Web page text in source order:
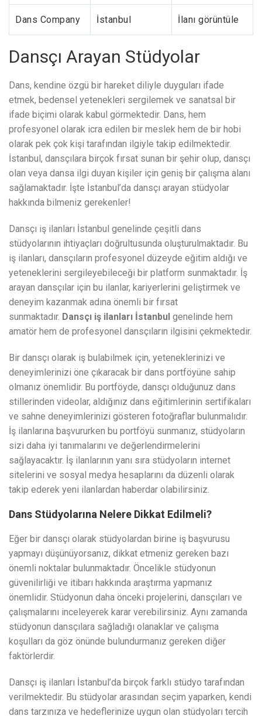
Dans Company İstanbul İlanı görüntüle
Dansçı Arayan Stüdyolar
Dans, kendine özgü bir hareket diliyle duyguları ifade
etmek, bedensel yetenekleri sergilemek ve sanatsal bir
ifade biçimi olarak kabul görmektedir. Dans, hem
profesyonel olarak icra edilen bir meslek hem de bir hobi
olarak pek çok kişi tarafından ilgiyle takip edilmektedir.
İstanbul, dansçılara birçok fırsat sunan bir şehir olup, dansçı
olan veya dansa ilgi duyan kişiler için geniş bir çalışma alanı
sağlamaktadır. İşte İstanbul’da dansçı arayan stüdyolar
hakkında bilmeniz gerekenler!
Dansçı iş ilanları İstanbul genelinde çeşitli dans
stüdyolarının ihtiyaçları doğrultusunda oluşturulmaktadır. Bu
iş ilanları, dansçıların profesyonel düzeyde eğitim aldığı ve
yeteneklerini sergileyebileceği bir platform sunmaktadır. İş
arayan dansçılar için bu ilanlar, kariyerlerini geliştirmek ve
deneyim kazanmak adına önemli bir fırsat
sunmaktadır. Dansçı iş ilanları İstanbul genelinde hem
amatör hem de profesyonel dansçıların ilgisini çekmektedir.
Bir dansçı olarak iş bulabilmek için, yeteneklerinizi ve
deneyimlerinizi öne çıkaracak bir dans portföyüne sahip
olmanız önemlidir. Bu portföyde, dansçı olduğunuz dans
stillerinden videolar, aldığınız dans eğitimlerinin sertifikaları
ve sahne deneyimlerinizi gösteren fotoğraflar bulunmalıdır.
İş ilanlarına başvururken bu portföyü sunmanız, stüdyoların
sizi daha iyi tanımalarını ve değerlendirmelerini
sağlayacaktır. İş ilanlarının yanı sıra stüdyoların internet
sitelerini ve sosyal medya hesaplarını da düzenli olarak
takip ederek yeni ilanlardan haberdar olabilirsiniz.
Dans Stüdyolarına Nelere Dikkat Edilmeli?
Eğer bir dansçı olarak stüdyolardan birine iş başvurusu
yapmayı düşünüyorsanız, dikkat etmeniz gereken bazı
önemli noktalar bulunmaktadır. Öncelikle stüdyonun
güvenilirliği ve itibarı hakkında araştırma yapmanız
önemlidir. Stüdyonun daha önceki projelerini, dansçıları ve
çalışmalarını inceleyerek karar verebilirsiniz. Aynı zamanda
stüdyonun dansçılara sağladığı olanaklar ve çalışma
koşulları da göz önünde bulundurmanız gereken diğer
faktörlerdir.
Dansçı iş ilanları İstanbul’da birçok farklı stüdyo tarafından
verilmektedir. Bu stüdyolar arasından seçim yaparken, kendi
dans tarzınıza ve hedeflerinize uygun olan stüdyoları tercih